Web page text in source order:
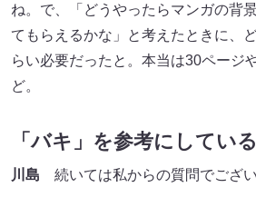
ね。で、「どうやったらマンガの背
てもらえるかな」と考えたときに、
らい必要だったと。本当は30ページ
ど。
「バキ」を参考にしてい
川島 続いては私からの質問でござい